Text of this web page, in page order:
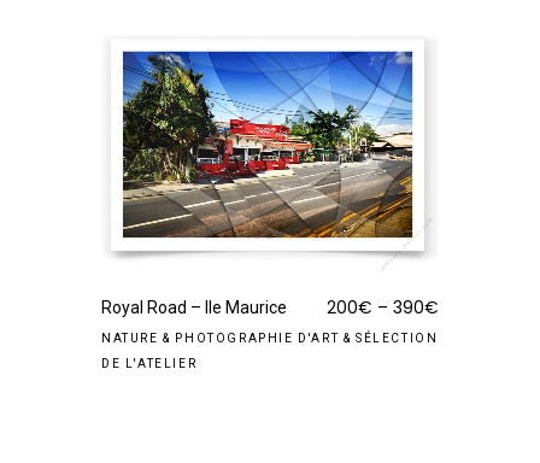
Royal Road – Ile Maurice 200€ – 390€
NATURE & PHOTOGRAPHIE D'ART &SÉLECTION
DE L'ATELIER